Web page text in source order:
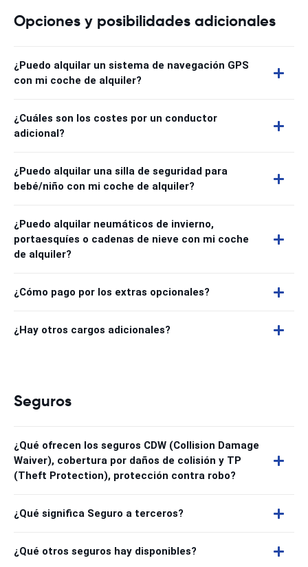
Opciones y posibilidades adicionales
¿Puedo alquilar un sistema de navegación GPS
con mi coche de alquiler?
¿Cuáles son los costes por un conductor
adicional?
¿Puedo alquilar una silla de seguridad para
bebé/niño con mi coche de alquiler?
¿Puedo alquilar neumáticos de invierno,
portaesquíes o cadenas de nieve con mi coche
de alquiler?
¿Cómo pago por los extras opcionales?
¿Hay otros cargos adicionales?
Seguros
¿Qué ofrecen los seguros CDW (Collision Damage
Waiver), cobertura por daños de colisión y TP
(Theft Protection), protección contra robo?
¿Qué significa Seguro a terceros?
¿Qué otros seguros hay disponibles?